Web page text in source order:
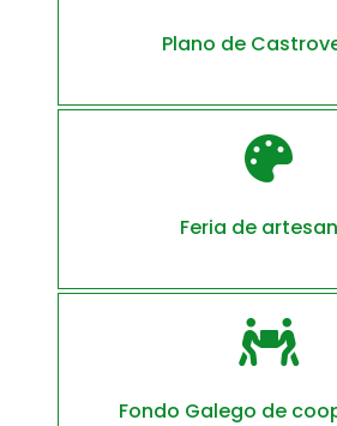
Plano de

Feria de

Fondo Galego de